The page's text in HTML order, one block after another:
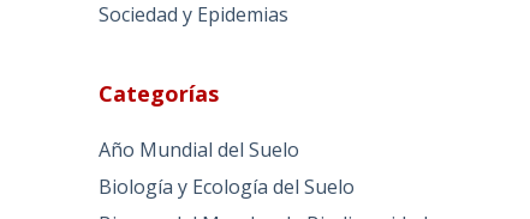
Sociedad y Epidemias
Categorías
Año Mundial del Suelo
Biología y Ecología del Suelo